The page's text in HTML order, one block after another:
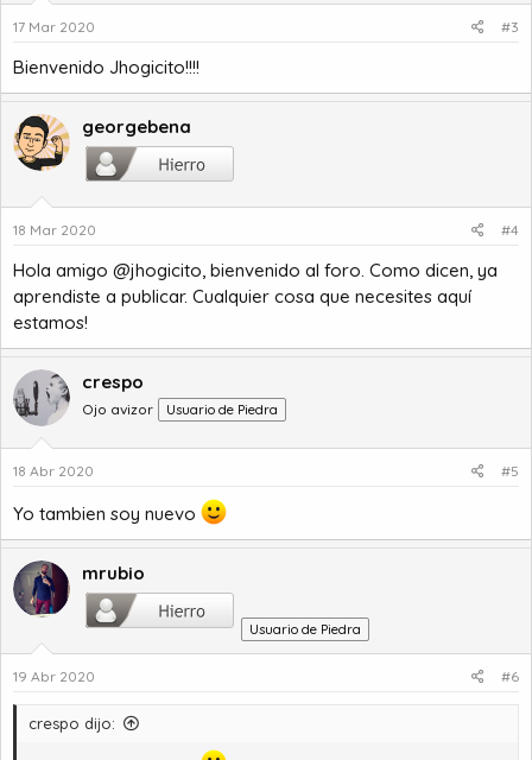
17 Mar 2020 #3
Bienvenido Jhogicito!!!!
georgebena
18 Mar 2020 #4
Hola amigo @jhogicito, bienvenido al foro. Como dicen, ya
aprendiste a publicar. Cualquier cosa que necesites aquí
estamos!
crespo
Ojo avizor Usuario de Piedra
18 Abr 2020 #5
Yo tambien soy nuevo
mrubio
Usuario de Piedra
19 Abr 2020 #6
crespo dijo: